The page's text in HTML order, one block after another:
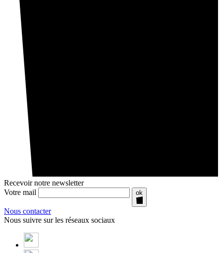
Recevoir notre newsletter
Votre mail
ok
Nous contacter
Nous suivre sur les réseaux sociaux